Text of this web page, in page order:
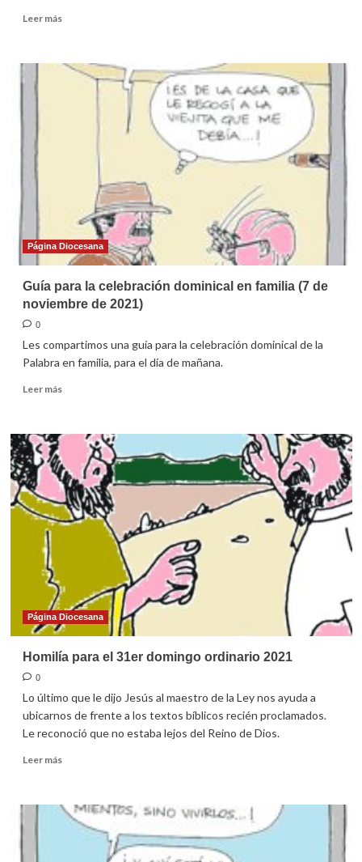
Leer másLeer
Homilía
para
Página Diocesana
Guía para la celebración dominical en familia (7 de
noviembre de 2021)
0
Les compartimos una guía para la celebración dominical de la
Palabra en familia, para el día de mañana.
Leer másLeer
Guía
la
celebración
dominical
en
familia
de
2021)
Página Diocesana
Homilía para el 31er domingo ordinario 2021
0
Lo último que le dijo Jesús al maestro de la Ley nos ayuda a
ubicarnos de frente a los textos bíblicos recién proclamados.
Le reconoció que no estaba lejos del Reino de Dios.
Leer másLeer
Homilía
para